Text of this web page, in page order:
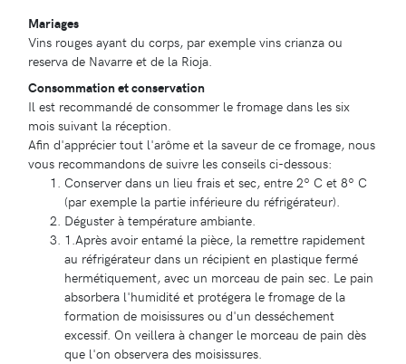
Mariages
Vins rouges ayant du corps, par exemple vins crianza ou
reserva de Navarre et de la Rioja.
Consommation et conservation
Il est recommandé de consommer le fromage dans les six
mois suivant la réception.
Afin d'apprécier tout l'arôme et la saveur de ce fromage, nous
vous recommandons de suivre les conseils ci-dessous:
Conserver dans un lieu frais et sec, entre 2º C et 8º C
(par exemple la partie inférieure du réfrigérateur).
Déguster à température ambiante.
1.Après avoir entamé la pièce, la remettre rapidement
au réfrigérateur dans un récipient en plastique fermé
hermétiquement, avec un morceau de pain sec. Le pain
absorbera l'humidité et protégera le fromage de la
formation de moisissures ou d'un desséchement
excessif. On veillera à changer le morceau de pain dès
que l'on observera des moisissures.